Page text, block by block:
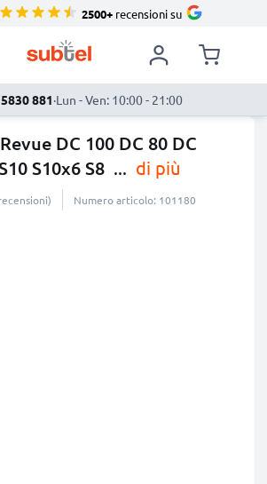
2500+recensioni su
881·Lun - Ven: 10:00 - 21:00
DC 100 DC 80 DC
S10x6 S8 ... di più
Numero articolo: 101180